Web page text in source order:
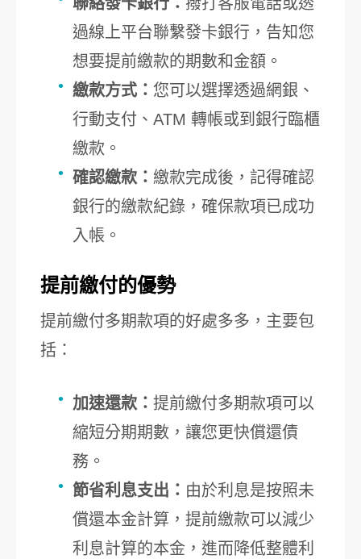
聯絡發卡銀行： 撥打客服電話或透
過線上平台聯繫發卡銀行，告知您
想要提前繳款的期數和金額。
繳款方式： 您可以選擇透過網銀、
行動支付、ATM 轉帳或到銀行臨櫃
繳款。
確認繳款： 繳款完成後，記得確認
銀行的繳款紀錄，確保款項已成功
入帳。
提前繳付的優勢
提前繳付多期款項的好處多多，主要包
括：
加速還款： 提前繳付多期款項可以
縮短分期期數，讓您更快償還債
務。
節省利息支出： 由於利息是按照未
償還本金計算，提前繳款可以減少
利息計算的本金，進而降低整體利